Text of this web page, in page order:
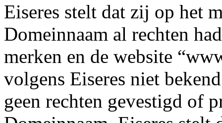
Eiseres stelt dat zij op het
Domeinnaam al rechten
merken en de website
volgens Eiseres niet
geen rechten gevestigd of